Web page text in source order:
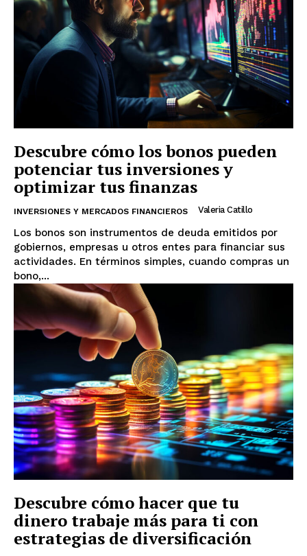
Descubre cómo los bonos pueden
potenciar tus inversiones y
optimizar tus finanzas
INVERSIONES Y MERCADOS FINANCIEROS Valeria Catillo
Los bonos son instrumentos de deuda emitidos por
gobiernos, empresas u otros entes para financiar sus
actividades. En términos simples, cuando compras un
bono,...
Descubre cómo hacer que tu
dinero trabaje más para ti con
estrategias de diversificación